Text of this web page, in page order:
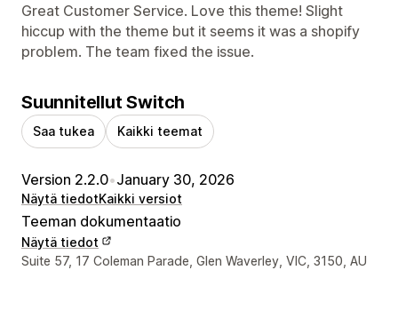
Great Customer Service. Love this theme! Slight
hiccup with the theme but it seems it was a shopify
problem. The team fixed the issue.
Suunnitellut Switch
Saa tukea Kaikki teemat
Version 2.2.0•January 30, 2026
Näytä tiedotKaikki versiot
Teeman dokumentaatio
Näytä tiedot
Suunnittelijan yhteystiedot
Suite 57, 17 Coleman Parade, Glen Waverley, VIC, 3150, AU